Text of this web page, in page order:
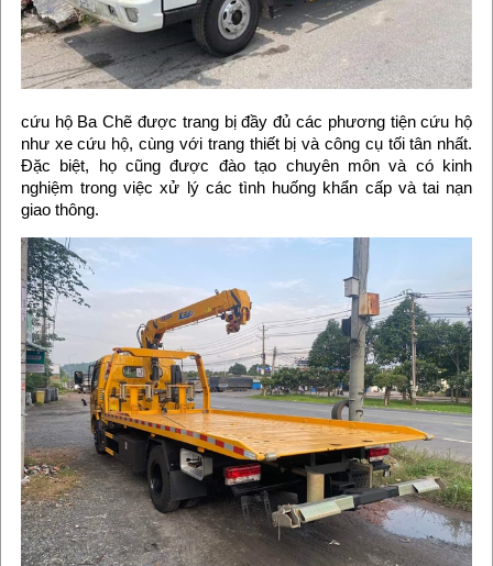
cứu hộ Ba Chẽ được trang bị đầy đủ các phương tiện cứu hộ
như xe cứu hộ, cùng với trang thiết bị và công cụ tối tân nhất.
Đặc biệt, họ cũng được đào tạo chuyên môn và có kinh
nghiệm trong việc xử lý các tình huống khẩn cấp và tai nạn
giao thông.